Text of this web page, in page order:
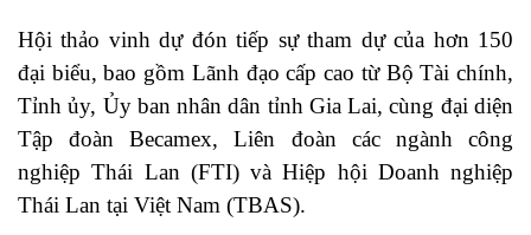
Hội thảo vinh dự đón tiếp sự tham dự của hơn 150
đại biểu, bao gồm Lãnh đạo cấp cao từ Bộ Tài chính,
Tỉnh ủy, Ủy ban nhân dân tỉnh Gia Lai, cùng đại diện
Tập đoàn Becamex, Liên đoàn các ngành công
nghiệp Thái Lan (FTI) và Hiệp hội Doanh nghiệp
Thái Lan tại Việt Nam (TBAS).